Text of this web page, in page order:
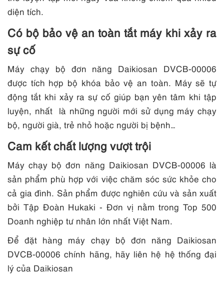
diện tích.
Có bộ bảo vệ an toàn tắt máy khi xảy ra
sự cố
Máy chạy bộ đơn năng Daikiosan DVCB-00006
được tích hợp bộ khóa bảo vệ an toàn. Máy sẽ tự
động tắt khi xảy ra sự cố giúp bạn yên tâm khi tập
luyện, nhất là những người mới sử dụng máy chạy
bộ, người già, trẻ nhỏ hoặc người bị bệnh…
Cam kết chất lượng vượt trội
Máy chạy bộ đơn năng Daikiosan DVCB-00006 là
sản phẩm phù hợp với việc chăm sóc sức khỏe cho
cả gia đình. Sản phẩm được nghiên cứu và sản xuất
bởi Tập Đoàn Hukaki - Đơn vị nằm trong Top 500
Doanh nghiệp tư nhân lớn nhất Việt Nam.
Để đặt hàng máy chạy bộ đơn năng Daikiosan
DVCB-00006 chính hãng, hãy liên hệ hệ thống đại
lý của Daikiosan